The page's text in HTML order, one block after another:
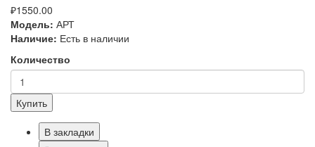
₽1550.00
Модель: АРТ
Наличие: Есть в наличии
Количество
Купить
В закладки